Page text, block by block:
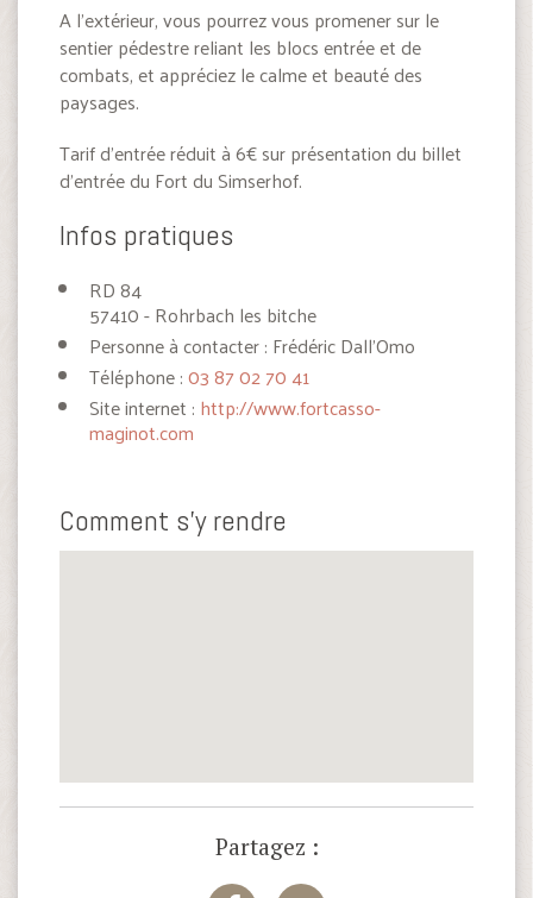
A l’extérieur, vous pourrez vous promener sur le
sentier pédestre reliant les blocs entrée et de
combats, et appréciez le calme et beauté des
paysages.
Tarif d’entrée réduit à 6€ sur présentation du billet
d’entrée du Fort du Simserhof.
Infos pratiques
RD 84
57410 - Rohrbach les bitche
Personne à contacter : Frédéric Dall'Omo
Téléphone :03 87 02 70 41
Site internet : http://www.fortcasso-
maginot.com
Comment s'y rendre
Partagez :